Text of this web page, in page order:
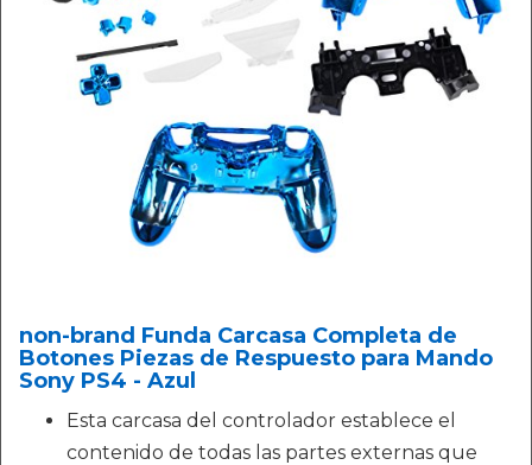
non-brand Funda Carcasa Completa de
Botones Piezas de Respuesto para Mando
Sony PS4 - Azul
Esta carcasa del controlador establece el
contenido de todas las partes externas que